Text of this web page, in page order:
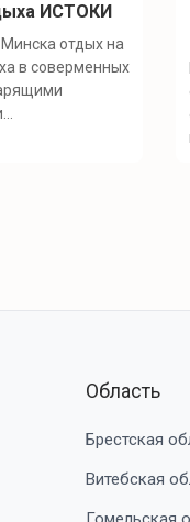
ИСТОКИ
отдых на
в соверменных
Область
Брестская
Витебская